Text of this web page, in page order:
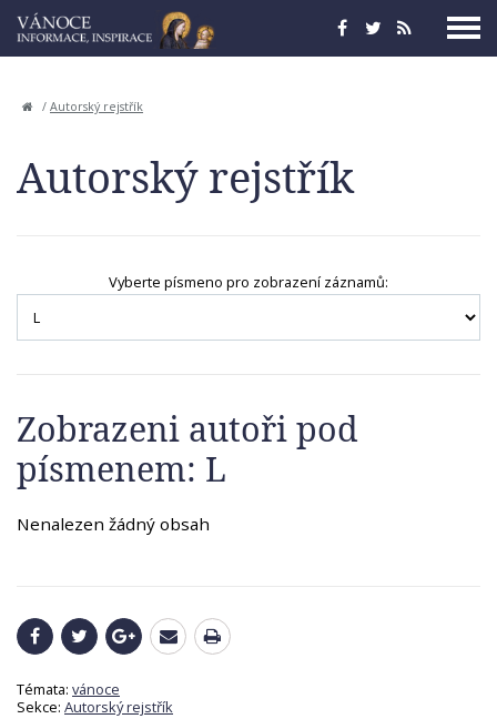
/ Autorský rejstřík
Autorský rejstřík
Vyberte písmeno pro zobrazení záznamů:
Zobrazeni autoři pod
písmenem: L
Nenalezen žádný obsah
Témata: vánoce
Sekce: Autorský rejstřík